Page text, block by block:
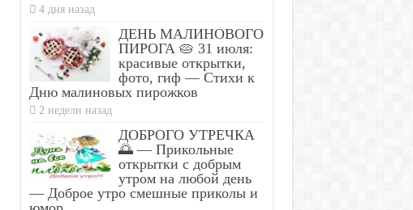
4 дня назад
ДЕНЬ МАЛИНОВОГО
ПИРОГА 🥧 31 июля:
красивые открытки,
фото, гиф — Стихи к
Дню малиновых пирожков
2 недели назад
ДОБРОГО УТРЕЧКА
🌅 — Прикольные
открытки с добрым
утром на любой день
— Доброе утро смешные приколы и